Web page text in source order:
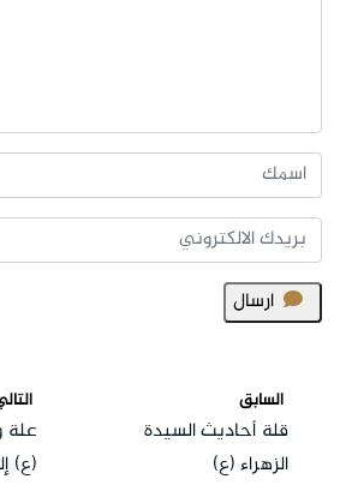
ارسال
السابق
قلة أحاديث السيدة
الزهراء (ع)
علة
(ع)